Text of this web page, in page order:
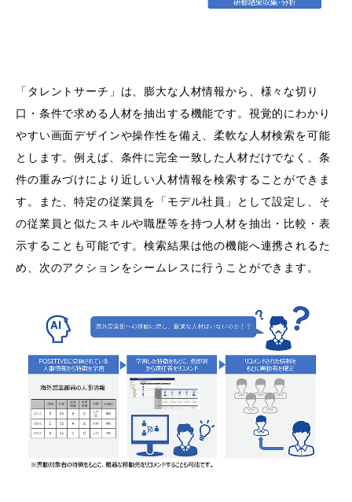
「タレントサーチ」は、膨大な人材情報から、様々な切り
口・条件で求める人材を抽出する機能です。視覚的にわかり
やすい画面デザインや操作性を備え、柔軟な人材検索を可能
とします。例えば、条件に完全一致した人材だけでなく、条
件の重みづけにより近しい人材情報を検索することができま
す。また、特定の従業員を「モデル社員」として設定し、そ
の従業員と似たスキルや職歴等を持つ人材を抽出・比較・表
示することも可能です。検索結果は他の機能へ連携されるた
め、次のアクションをシームレスに行うことができます。